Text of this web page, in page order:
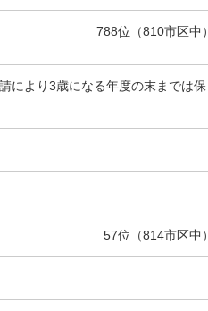
788位（810市区中）
により3歳になる年度の末までは保
57位（814市区中）